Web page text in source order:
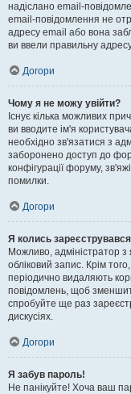
надіслано email-
email-повідомлення не
адресу email або вона
ви ввели правильну
Догори
Чому я не можу увійти?
Існує кілька можливих
ви вводите ім'я
необхідно зв'язатися з
заборонено доступ до
конфігурації форуму,
помилки.
Догори
Я колись
Можливо, адміністратор
обліковий запис. Крім
періодично видаляють
повідомлень, щоб
спробуйте ще раз
дискусіях.
Догори
Я забув пароль!
Не панікуйте! Хоча ваш